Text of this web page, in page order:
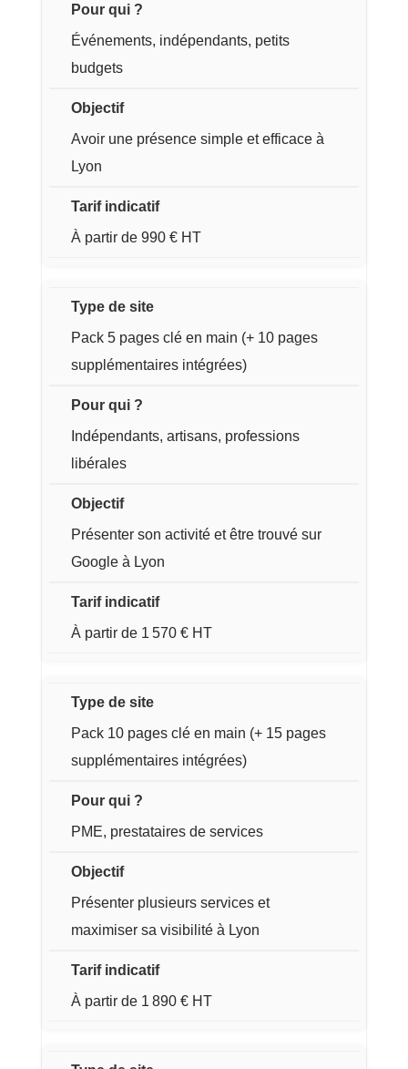
Événements, indépendants, petits
budgets
Avoir une présence simple et efficace à
Lyon
À partir de 990 € HT
Pack 5 pages clé en main (+ 10 pages
supplémentaires intégrées)
Indépendants, artisans, professions
libérales
Présenter son activité et être trouvé sur
Google à Lyon
À partir de 1 570 € HT
Pack 10 pages clé en main (+ 15 pages
supplémentaires intégrées)
PME, prestataires de services
Présenter plusieurs services et
maximiser sa visibilité à Lyon
À partir de 1 890 € HT